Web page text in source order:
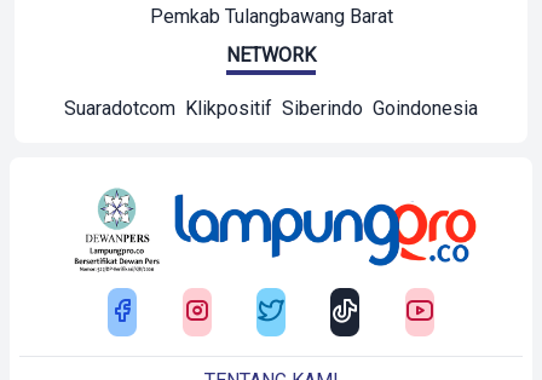
Pemkab Tulangbawang Barat
NETWORK
Suaradotcom Klikpositif Siberindo Goindonesia